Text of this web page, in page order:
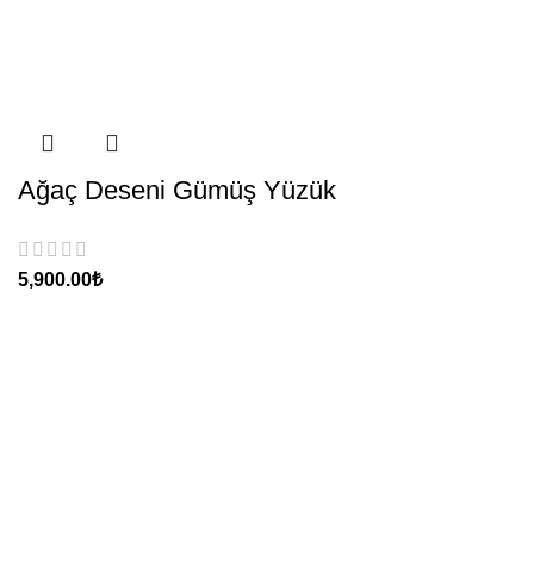
Ağaç Deseni Gümüş Yüzük
₺